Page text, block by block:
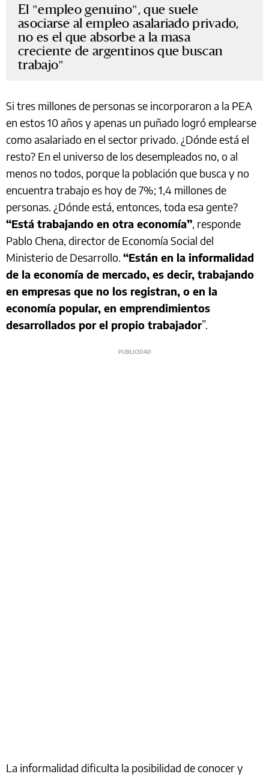
El "empleo genuino", que suele
asociarse al empleo asalariado privado,
no es el que absorbe a la masa
creciente de argentinos que buscan
trabajo
Si tres millones de personas se incorporaron a la PEA
en estos 10 años y apenas un puñado logró emplearse
como asalariado en el sector privado. ¿Dónde está el
resto? En el universo de los desempleados no, o al
menos no todos, porque la población que busca y no
encuentra trabajo es hoy de 7%; 1,4 millones de
personas. ¿Dónde está, entonces, toda esa gente?
“Está trabajando en otra economía”, responde
Pablo Chena, director de Economía Social del
Ministerio de Desarrollo. “Están en la informalidad
de la economía de mercado, es decir, trabajando
en empresas que no los registran, o en la
economía popular, en emprendimientos
desarrollados por el propio trabajador”.
La informalidad dificulta la posibilidad de conocer y